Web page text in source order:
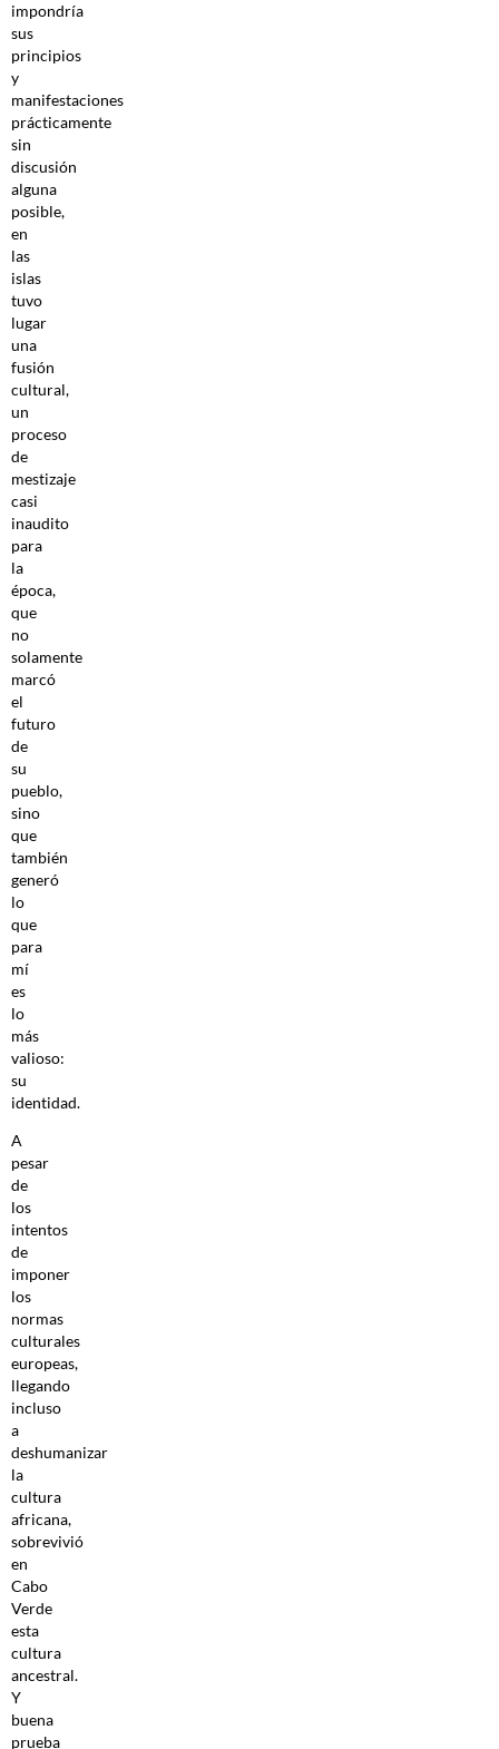
impondría
sus
principios
y
manifestaciones
prácticamente
sin
discusión
alguna
posible,
en
las
islas
tuvo
lugar
una
fusión
cultural,
un
proceso
de
mestizaje
casi
inaudito
para
la
época,
que
no
solamente
marcó
el
futuro
de
su
pueblo,
sino
que
también
generó
lo
que
para
mí
es
lo
más
valioso:
su
identidad.
A
pesar
de
los
intentos
de
imponer
los
normas
culturales
europeas,
llegando
incluso
a
deshumanizar
la
cultura
africana,
sobrevivió
en
Cabo
Verde
esta
cultura
ancestral.
Y
buena
prueba